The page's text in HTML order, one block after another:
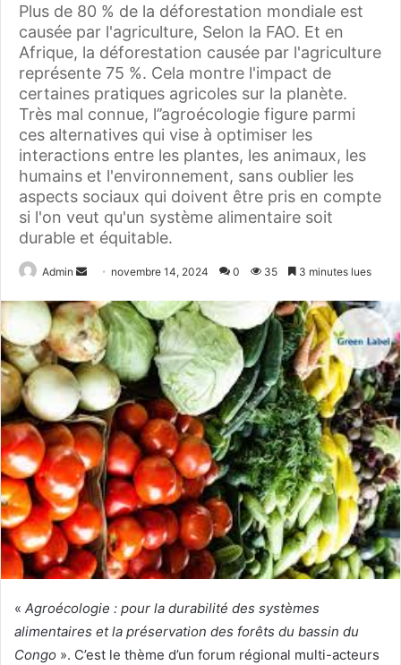
Plus de 80 % de la déforestation mondiale est
causée par l'agriculture, Selon la FAO. Et en
Afrique, la déforestation causée par l'agriculture
représente 75 %. Cela montre l'impact de
certaines pratiques agricoles sur la planète.
Très mal connue, l’’agroécologie figure parmi
ces alternatives qui vise à optimiser les
interactions entre les plantes, les animaux, les
humains et l'environnement, sans oublier les
aspects sociaux qui doivent être pris en compte
si l'on veut qu'un système alimentaire soit
durable et équitable.
Admin
v
o
y
e
r
u
n
c
u
r
r
i
l
novembre 14, 2024 0 35 3 minutes lues
« Agroécologie : pour la durabilité des systèmes
alimentaires et la préservation des forêts du bassin du
Congo ». C’est le thème d’un forum régional multi-acteurs